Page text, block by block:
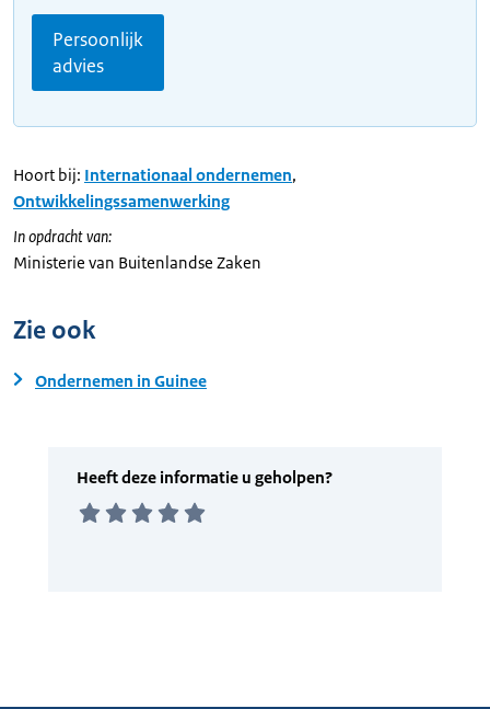
Persoonlijk
advies
Hoort bij: Internationaal ondernemen,
Ontwikkelingssamenwerking
In opdracht van:
Ministerie van Buitenlandse Zaken
Zie ook
Ondernemen in Guinee